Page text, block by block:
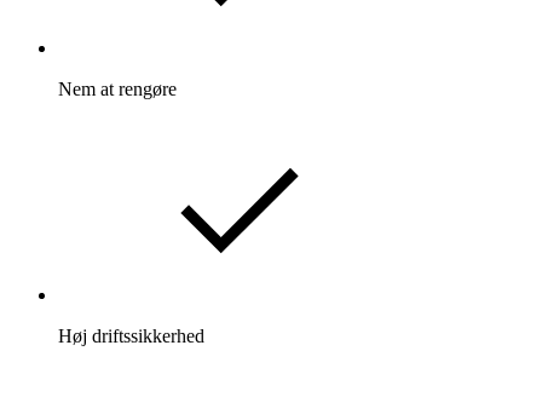
Nem at rengøre
Høj driftssikkerhed